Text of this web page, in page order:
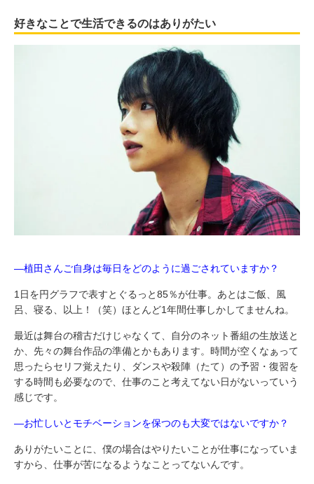
好きなことで生活できるのはありがたい
―植田さんご自身は毎日をどのように過ごされていますか？
1日を円グラフで表すとぐるっと85％が仕事。あとはご飯、風
呂、寝る、以上！（笑）ほとんど1年間仕事しかしてませんね。
最近は舞台の稽古だけじゃなくて、自分のネット番組の生放送と
か、先々の舞台作品の準備とかもあります。時間が空くなぁって
思ったらセリフ覚えたり、ダンスや殺陣（たて）の予習・復習を
する時間も必要なので、仕事のこと考えてない日がないっていう
感じです。
―お忙しいとモチベーションを保つのも大変ではないですか？
ありがたいことに、僕の場合はやりたいことが仕事になっていま
すから、仕事が苦になるようなことってないんです。